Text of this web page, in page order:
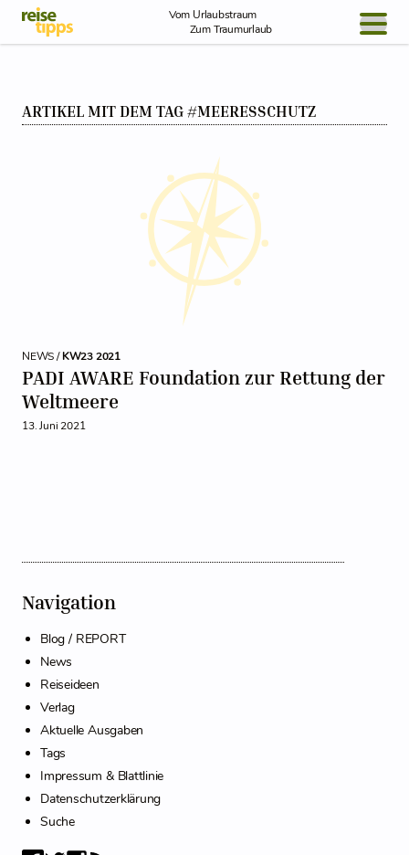
Skip to Content
Vom Urlaubstraum
Zum Traumurlaub
NEWS
ARTIKEL MIT DEM TAG #MEERESSCHUTZ
NEWS /KW23 2021
PADI AWARE Foundation zur Rettung der
Weltmeere
13. Juni 2021
Navigation
Blog / REPORT
News
Reiseideen
Verlag
Aktuelle Ausgaben
Tags
Impressum & Blattlinie
Datenschutzerklärung
Suche